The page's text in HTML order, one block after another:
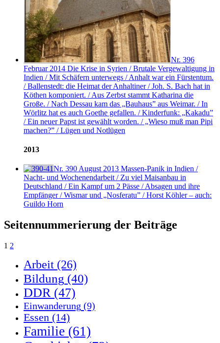
Nr. 396
Februar 2014 Die Krise in Syrien / Brutale Vergewaltigung in
Indien / Mit Schäfern unterwegs / Anhalt war ein Fürstentum.
/ Ballenstedt: die Heimat der Anhaltiner / Joh. S. Bach hat in
Köthen komponiert. / Aus Zerbst stammt Katharina die
Große. / Nach Dessau kam das „Bauhaus” aus Weimar. / In
Wörlitz hat es auch Goethe gefallen. / Kinderfunk: „Kakadu”
/ Ein neuer Papst ist gewählt worden. / „Wieso muß man Pipi
machen?” / Lügen und Notlügen
2013
Nr. 390 August 2013 Massen-Panik in Indien /
Nacht- und Wochenendarbeit / Zu viel Maisanbau in
Deutschland / Ein Kampf um 2 Pässe / Absagen und ihre
Empfänger / Wismar und „Nosferatu” / Horst Köhler – auch:
Guildo Horn
Seitennummerierung der Beiträge
1 2
Arbeit (26)
Bildung (40)
DDR(47)
Einwanderung (9)
Essen (14)
Familie (61)